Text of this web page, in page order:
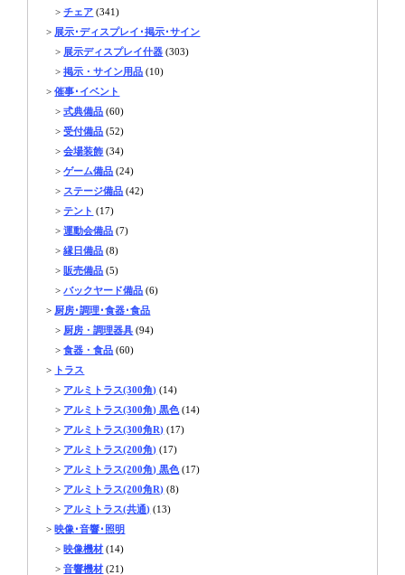
>チェア (341)
> 展示･ディスプレイ･掲示･サイン
> 展示ディスプレイ什器 (303)
>掲示・サイン用品 (10)
>催事･イベント
>式典備品 (60)
>受付備品 (52)
>会場装飾 (34)
>ゲーム備品 (24)
> ステージ備品 (42)
>テント (17)
>運動会備品 (7)
>縁日備品 (8)
> 販売備品 (5)
>バックヤード備品 (6)
> 厨房･調理･食器･食品
> 厨房・調理器具 (94)
>食器・食品 (60)
> トラス
> アルミトラス(300角) (14)
> アルミトラス(300角) 黒色 (14)
> アルミトラス(300角R) (17)
> アルミトラス(200角) (17)
> アルミトラス(200角) 黒色 (17)
> アルミトラス(200角R) (8)
> アルミトラス(共通) (13)
>映像･音響･照明
>映像機材 (14)
>音響機材 (21)